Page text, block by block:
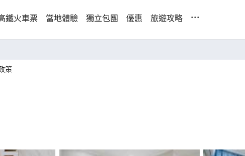
鐵火車票 當地體驗 獨立包團 優惠 旅遊攻略 ...
策